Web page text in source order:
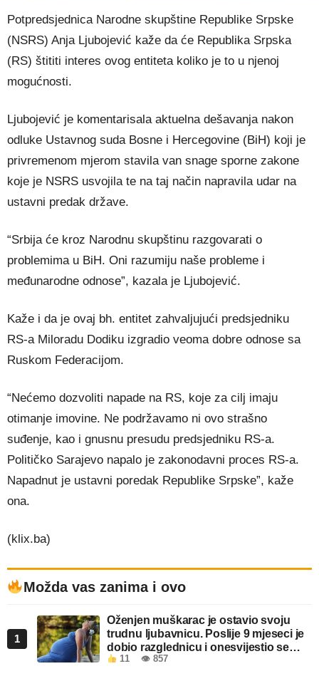
Potpredsjednica Narodne skupštine Republike Srpske
(NSRS) Anja Ljubojević kaže da će Republika Srpska
(RS) štititi interes ovog entiteta koliko je to u njenoj
mogućnosti.
Ljubojević je komentarisala aktuelna dešavanja nakon
odluke Ustavnog suda Bosne i Hercegovine (BiH) koji je
privremenom mjerom stavila van snage sporne zakone
koje je NSRS usvojila te na taj način napravila udar na
ustavni predak države.
“Srbija će kroz Narodnu skupštinu razgovarati o
problemima u BiH. Oni razumiju naše probleme i
međunarodne odnose”, kazala je Ljubojević.
Kaže i da je ovaj bh. entitet zahvaljujući predsjedniku
RS-a Miloradu Dodiku izgradio veoma dobre odnose sa
Ruskom Federacijom.
“Nećemo dozvoliti napade na RS, koje za cilj imaju
otimanje imovine. Ne podržavamo ni ovo strašno
suđenje, kao i gnusnu presudu predsjedniku RS-a.
Političko Sarajevo napalo je zakonodavni proces RS-a.
Napadnut je ustavni poredak Republike Srpske”, kaže
ona.
(klix.ba)
Možda vas zanima i ovo
1
Oženjen muškarac je ostavio svoju
trudnu ljubavnicu. Poslije 9 mjeseci je
dobio razglednicu i onesvijestio se
kada je pročitao šta piše!
11 👁 857